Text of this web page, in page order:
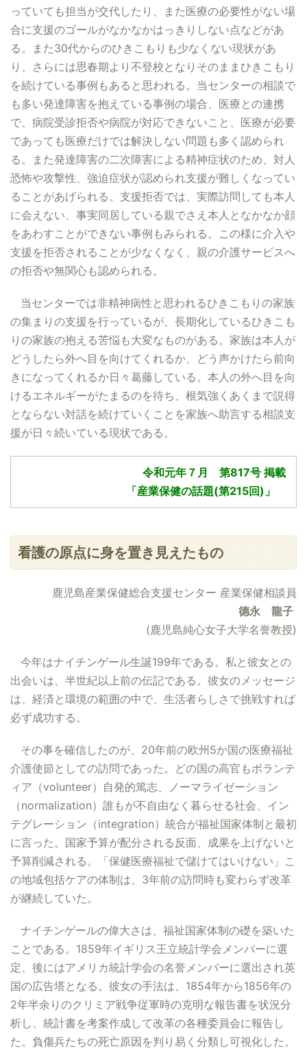
っていても担当が交代したり、また医療の必要性がない場
合に支援のゴールがなかなかはっきりしない点などがあ
る。また30代からのひきこもりも少なくない現状があ
り、さらには思春期より不登校となりそのままひきこもり
を続けている事例もあると思われる。当センターの相談で
も多い発達障害を抱えている事例の場合、医療との連携
で、病院受診拒否や病院が対応できないこと、医療が必要
であっても医療だけでは解決しない問題も多く認められ
る。また発達障害の二次障害による精神症状のため、対人
恐怖や攻撃性、強迫症状が認められ支援が難しくなってい
ることがあげられる。支援拒否では、実際訪問しても本人
に会えない、事実同居している親でさえ本人となかなか顔
をあわすことができない事例もみられる。この様に介入や
支援を拒否されることが少なくなく、親の介護サービスへ
の拒否や無関心も認められる。
当センターでは非精神病性と思われるひきこもりの家族
の集まりの支援を行っているが、長期化しているひきこも
りの家族の抱える苦悩も大変なものがある。家族は本人が
どうしたら外へ目を向けてくれるか、どう声かけたら前向
きになってくれるか日々葛藤している。本人の外へ目を向
けるエネルギーがたまるのを待ち、根気強くあくまで説得
とならない対話を続けていくことを家族へ助言する相談支
援が日々続いている現状である。
令和元年７月 第817号 掲載
「産業保健の話題(第215回)」
看護の原点に身を置き見えたもの
鹿児島産業保健総合支援センター 産業保健相談員
德永 龍子
(鹿児島純心女子大学名誉教授)
今年はナイチンゲール生誕199年である。私と彼女との
出会いは、半世紀以上前の伝記である。彼女のメッセージ
は、経済と環境の範囲の中で、生活者らしさで挑戦すれば
必ず成功する。
その事を確信したのが、20年前の欧州5か国の医療福祉
介護使節としての訪問であった。どの国の高官もボランテ
ィア（volunteer）自発的篤志、ノーマライゼーション
（normalization）誰もが不自由なく暮らせる社会、イン
テグレーション（integration）統合が福祉国家体制と最初
に言った。国家予算が配分される反面、成果を上げないと
予算削減される。「保健医療福祉で儲けてはいけない」こ
の地域包括ケアの体制は、3年前の訪問時も変わらず改革
が継続していた。
ナイチンゲールの偉大さは、福祉国家体制の礎を築いた
ことである。1859年イギリス王立統計学会メンバーに選
定、後にはアメリカ統計学会の名誉メンバーに選出され英
国の広告塔となる。彼女の手法は、1854年から1856年の
2年半余りのクリミア戦争従軍時の克明な報告書を状況分
析し、統計書を考案作成して改革の各種委員会に報告し
た。負傷兵たちの死亡原因を判り易く分類し可視化した。